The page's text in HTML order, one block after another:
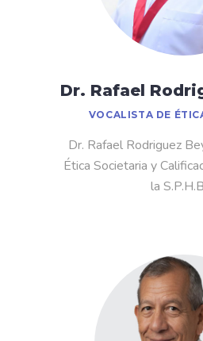
Dr. Rafael
VOCALISTA DE
Dr. Rafael Rodriguez
Ética Societaria y
la